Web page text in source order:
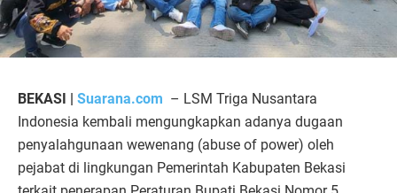
BEKASI | Suarana.com – LSM Triga Nusantara
Indonesia kembali mengungkapkan adanya dugaan
penyalahgunaan wewenang (abuse of power) oleh
pejabat di lingkungan Pemerintah Kabupaten Bekasi